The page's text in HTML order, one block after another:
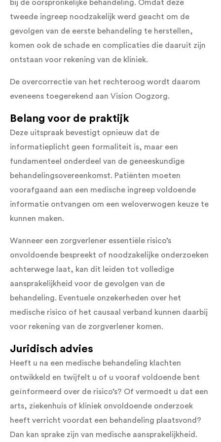
bij de oorspronkelijke behandeling. Omdat deze
tweede ingreep noodzakelijk werd geacht om de
gevolgen van de eerste behandeling te herstellen,
komen ook de schade en complicaties die daaruit zijn
ontstaan voor rekening van de kliniek.
De overcorrectie van het rechteroog wordt daarom
eveneens toegerekend aan Vision Oogzorg.
Belang voor de praktijk
Deze uitspraak bevestigt opnieuw dat de
informatieplicht geen formaliteit is, maar een
fundamenteel onderdeel van de geneeskundige
behandelingsovereenkomst. Patiënten moeten
voorafgaand aan een medische ingreep voldoende
informatie ontvangen om een weloverwogen keuze te
kunnen maken.
Wanneer een zorgverlener essentiële risico’s
onvoldoende bespreekt of noodzakelijke onderzoeken
achterwege laat, kan dit leiden tot volledige
aansprakelijkheid voor de gevolgen van de
behandeling. Eventuele onzekerheden over het
medische risico of het causaal verband kunnen daarbij
voor rekening van de zorgverlener komen.
Juridisch advies
Heeft u na een medische behandeling klachten
ontwikkeld en twijfelt u of u vooraf voldoende bent
geïnformeerd over de risico’s? Of vermoedt u dat een
arts, ziekenhuis of kliniek onvoldoende onderzoek
heeft verricht voordat een behandeling plaatsvond?
Dan kan sprake zijn van medische aansprakelijkheid.